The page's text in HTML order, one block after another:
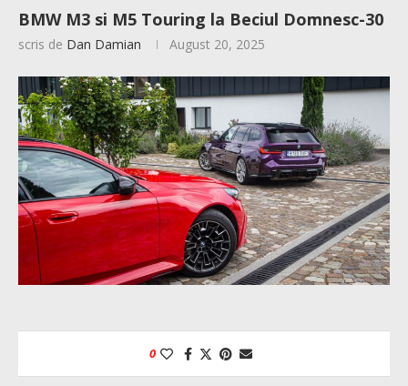
BMW M3 si M5 Touring la Beciul Domnesc-30
scris de Dan Damian August 20, 2025
0